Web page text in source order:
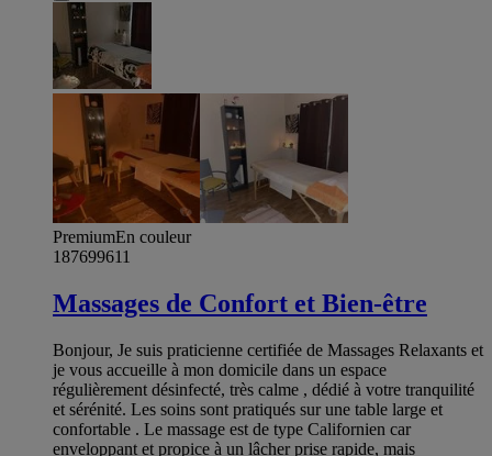
PremiumEn couleur
187699611
Massages de Confort et Bien-être
Bonjour, Je suis praticienne certifiée de Massages Relaxants et
je vous accueille à mon domicile dans un espace
régulièrement désinfecté, très calme , dédié à votre tranquilité
et sérénité. Les soins sont pratiqués sur une table large et
confortable . Le massage est de type Californien car
enveloppant et propice à un lâcher prise rapide, mais